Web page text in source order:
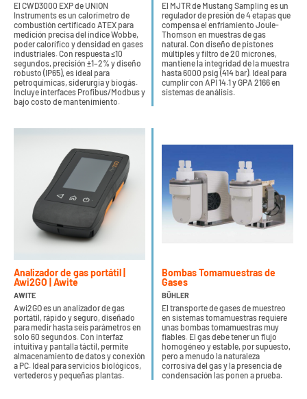
El CWD3000 EXP de UNION
Instruments es un calorímetro de
combustión certificado ATEX para
medición precisa del índice Wobbe,
poder calorífico y densidad en gases
industriales. Con respuesta ≤10
segundos, precisión ±1–2% y diseño
robusto (IP65), es ideal para
petroquímicas, siderurgia y biogás.
Incluye interfaces Profibus/Modbus y
bajo costo de mantenimiento.
El MJTR de Mustang Sampling es un
regulador de presión de 4 etapas que
compensa el enfriamiento Joule-
Thomson en muestras de gas
natural. Con diseño de pistones
múltiples y filtro de 20 micrones,
mantiene la integridad de la muestra
hasta 6000 psig (414 bar). Ideal para
cumplir con API 14.1 y GPA 2166 en
sistemas de análisis.
Analizador de gas portátil |
Awi2GO | Awite
AWITE
Awi2GO es un analizador de gas
portátil, rápido y seguro, diseñado
para medir hasta seis parámetros en
solo 60 segundos. Con interfaz
intuitiva y pantalla táctil, permite
almacenamiento de datos y conexión
a PC. Ideal para servicios biológicos,
vertederos y pequeñas plantas.
Bombas Tomamuestras de
Gases
BÜHLER
El transporte de gases de muestreo
en sistemas tomamuestras requiere
unas bombas tomamuestras muy
fiables. El gas debe tener un flujo
homogéneo y estable, por supuesto,
pero a menudo la naturaleza
corrosiva del gas y la presencia de
condensación las ponen a prueba.